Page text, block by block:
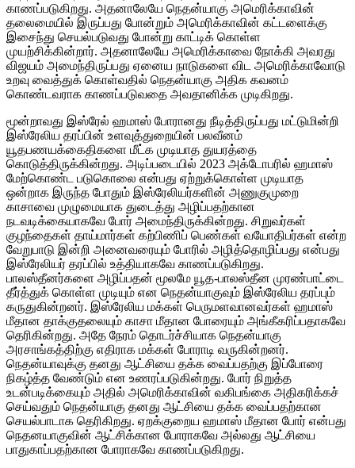
காணப்படுகிறது. அதனாலேயே நெதன்யாகு அமெரிக்காவின்
தலைமையில் இருப்பது போன்றும் அமெரிக்காவின் கட்டளைக்கு
இசைந்து செயல்படுவது போன்று காட்டிக் கொள்ள
முயற்சிக்கின்றார். அதனாலேயே அமெரிக்காவை நோக்கி அவரது
விஜயம் அமைந்திருப்பது ஏனைய நாடுகளை விட அமெரிக்காவோடு
உறவு வைத்துக் கொள்வதில் நெதன்யாகு அதிக கவனம்
கொண்டவராக காணப்படுவதை அவதானிக்க முடிகிறது.
மூன்றாவது இஸ்ரேல் ஹமாஸ் போரானது நீடித்திருப்பது மட்டுமின்றி
இஸ்ரேலிய தரப்பின் உளவுத்துறையின் பலவீனம்
யூதபணயக்கைதிகளை மீட்க முடியாத துயரத்தை
கொடுத்திருக்கின்றது. அடிப்படையில் 2023 அக்டோபரில் ஹமாஸ்
மேற்கொண்ட படுகொலை என்பது ஏற்றுக்கொள்ள முடியாத
ஒன்றாக இருந்த போதும் இஸ்ரேலியர்களின் அணுகுமுறை
காசாவை முழுமையாக துடைத்து அழிப்பதற்கான
நடவடிக்கையாகவே போர் அமைந்திருக்கின்றது. சிறுவர்கள்
குழந்தைகள் தாய்மார்கள் கற்பிணிப் பெண்கள் வயோதிபர்கள் என்ற
வேறுபாடு இன்றி அனைவரையும் போரில் அழித்தொழிப்பது என்பது
இஸ்ரேலியர் தரப்பில் உத்தியாகவே காணப்படுகிறது.
பாலஸ்தீனர்களை அழிப்பதன் மூலமே யூத-பாலஸ்தீன முரண்பாட்டை
தீர்த்துக் கொள்ள முடியும் என நெதன்யாகுவும் இஸ்ரேலிய தரப்பும்
கருதுகின்றனர். இஸ்ரேலிய மக்கள் பெருமளவானவர்கள் ஹமாஸ்
மீதான தாக்குதலையும் காசா மீதான போரையும் அங்கீகரிப்பதாகவே
தெரிகின்றது. அதே நேரம் தொடர்ச்சியாக நெதன்யாகு
அரசாங்கத்திற்கு எதிராக மக்கள் போராடி வருகின்றனர்.
நெதன்யாவுக்கு தனது ஆட்சியை தக்க வைப்பதற்கு இப்போரை
நிகழ்த்த வேண்டும் என உணரப்படுகின்றது. போர் நிறுத்த
உடன்படிக்கையும் அதில் அமெரிக்காவின் வகிபங்கை அதிகரிக்கச்
செய்வதும் நெதன்யாகு தனது ஆட்சியை தக்க வைப்பதற்கான
செயல்பாடாக தெரிகிறது. ஏறக்குறைய ஹமாஸ் மீதான போர் என்பது
நெதனயாகுவின் ஆட்சிக்கான போராகவே அல்லது ஆட்சியை
பாதுகாப்பதற்கான போராகவே காணப்படுகிறது.